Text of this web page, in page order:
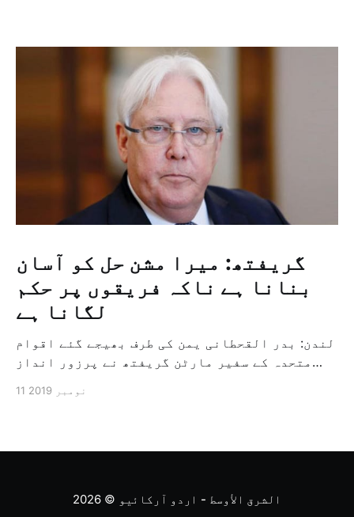
گریفتھ: میرا مشن حل کو آسان
بنانا ہے ناکہ فریقوں پر حکم
لگانا ہے
لندن: بدر القحطانی یمن کی طرف بھیجے گئے اقوام
متحدہ کے سفیر مارٹن گریفتھ نے پرزور انداز
ثالثی اور اس کشمکش کی حدبندی کرنے کے لئے ایک
11 نومبر 2019
الشرق الأوسط - اردو آرکائیو © 2026